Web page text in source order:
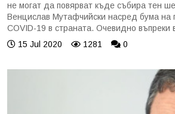
не могат да повярват къде събира тен
Венцислав Мутафчийски насред бума на
COVID-19 в страната. Очевидно въпреки
15 Jul 2020
1281 0